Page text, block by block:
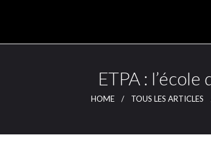
ETPA :
HOME TOUS LES ARTICLES
Nos
Magazine
Articles
Lieux